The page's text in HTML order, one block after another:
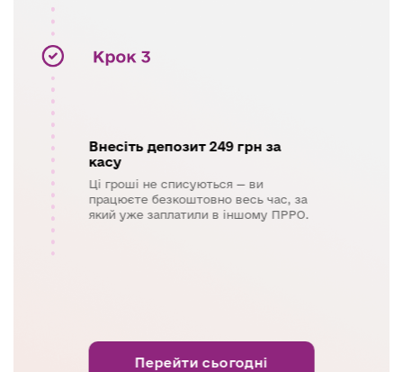
Внесіть депозит 249 грн за
касу
Ці гроші не списуються — ви
працюєте безкоштовно весь час, за
який уже заплатили в іншому ПРРО.
Перейти сьогодні